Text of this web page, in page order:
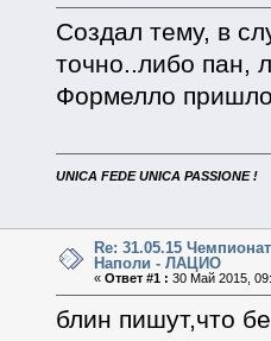
Создал тему, в
точно..либо пан,
Формелло
UNICA FEDE UNICA PASSIONE !
Re: 31.05.15
Наполи - ЛАЦИО
«Ответ #1 : 30 Май 2015,
блин пишут,что